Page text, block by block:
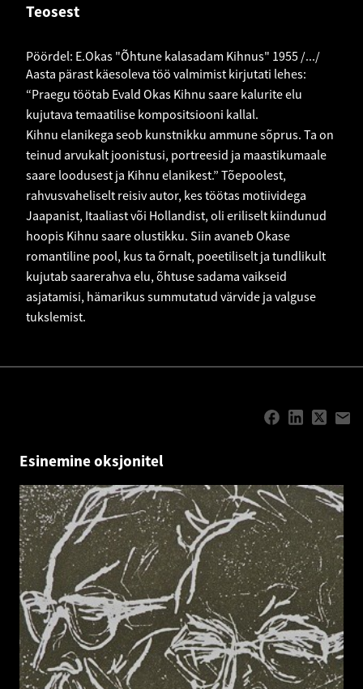
Teosest
Pöördel: E.Okas "Õhtune kalasadam Kihnus" 1955 /.../
Aasta pärast käesoleva töö valmimist kirjutati lehes:
“Praegu töötab Evald Okas Kihnu saare kalurite elu
kujutava temaatilise kompositsiooni kallal.
Kihnu elanikega seob kunstnikku ammune sõprus. Ta on
teinud arvukalt joonistusi, portreesid ja maastikumaale
saare loodusest ja Kihnu elanikest.” Tõepoolest,
rahvusvaheliselt reisiv autor, kes töötas motiividega
Jaapanist, Itaaliast või Hollandist, oli eriliselt kiindunud
hoopis Kihnu saare olustikku. Siin avaneb Okase
romantiline pool, kus ta õrnalt, poeetiliselt ja tundlikult
kujutab saarerahva elu, õhtuse sadama vaikseid
asjatamisi, hämarikus summutatud värvide ja valguse
tukslemist.
Esinemine oksjonitel